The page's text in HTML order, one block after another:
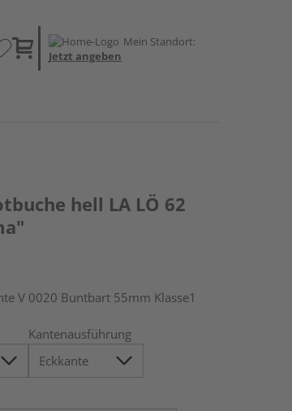
Mein Standort:
Jetzt angeben
hell LA LÖ 62
V 0020 Buntbart 55mm Klasse1
Kantenausführung